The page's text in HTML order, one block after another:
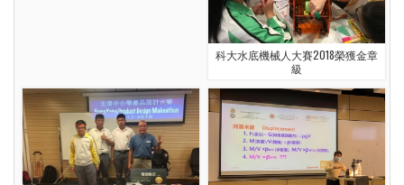
科大水底機械人大賽2018榮獲金章
級